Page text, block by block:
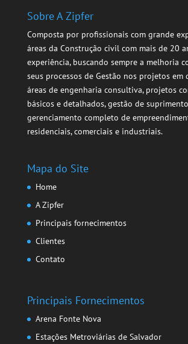
Sobre A Zipfer
Composta por profissionais com grande
áreas da Construção civil com mais de 20
experiência, buscando sempre a melhoria
seus processos de Gestão nos projetos em
áreas de engenharia consultiva, projetos
básicos e detalhados, gestão de
gerenciamento completo de
residenciais, comerciais e industriais.
Mapa do Site
Home
A Zipfer
Principais fornecimentos
Clientes
Contato
Principais Fornecimentos
Arena Fonte Nova
Estações Metroviárias de Salvador